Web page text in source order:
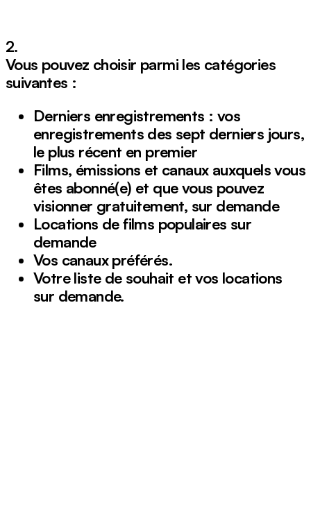
2.
Vous pouvez choisir parmi les catégories
suivantes :
Derniers enregistrements : vos
enregistrements des sept derniers jours,
le plus récent en premier
Films, émissions et canaux auxquels vous
êtes abonné(e) et que vous pouvez
visionner gratuitement, sur demande
Locations de films populaires sur
demande
Vos canaux préférés.
Votre liste de souhait et vos locations
sur demande.